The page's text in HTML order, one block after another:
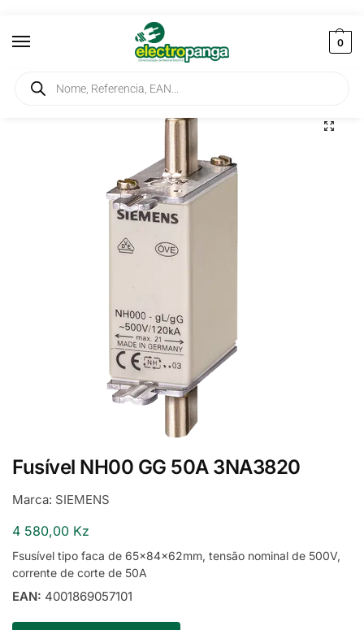
0
Início / Corte e Protecção / Fusíveis
Fusível NH00 GG 50A 3NA3820
Marca: SIEMENS
4 580,00 Kz
Fsusível tipo faca de 65x84x62mm, tensão nominal de 500V,
corrente de corte de 50A
EAN: 4001869057101